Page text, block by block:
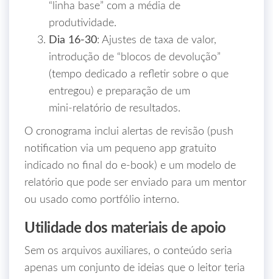
“linha base” com a média de
produtividade.
Dia 16‑30: Ajustes de taxa de valor,
introdução de “blocos de devolução”
(tempo dedicado a refletir sobre o que
entregou) e preparação de um
mini‑relatório de resultados.
O cronograma inclui alertas de revisão (push
notification via um pequeno app gratuito
indicado no final do e‑book) e um modelo de
relatório que pode ser enviado para um mentor
ou usado como portfólio interno.
Utilidade dos materiais de apoio
Sem os arquivos auxiliares, o conteúdo seria
apenas um conjunto de ideias que o leitor teria